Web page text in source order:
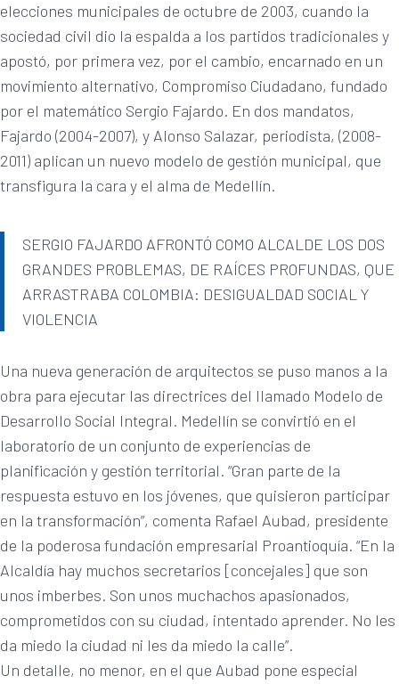
elecciones municipales de octubre de 2003, cuando la
sociedad civil dio la espalda a los partidos tradicionales y
apostó, por primera vez, por el cambio, encarnado en un
movimiento alternativo, Compromiso Ciudadano, fundado
por el matemático Sergio Fajardo. En dos mandatos,
Fajardo (2004-2007), y Alonso Salazar, periodista, (2008-
2011) aplican un nuevo modelo de gestión municipal, que
transfigura la cara y el alma de Medellín.
SERGIO FAJARDO AFRONTÓ COMO ALCALDE LOS DOS
GRANDES PROBLEMAS, DE RAÍCES PROFUNDAS, QUE
ARRASTRABA COLOMBIA: DESIGUALDAD SOCIAL Y
VIOLENCIA
Una nueva generación de arquitectos se puso manos a la
obra para ejecutar las directrices del llamado Modelo de
Desarrollo Social Integral. Medellín se convirtió en el
laboratorio de un conjunto de experiencias de
planificación y gestión territorial. “Gran parte de la
respuesta estuvo en los jóvenes, que quisieron participar
en la transformación”, comenta Rafael Aubad, presidente
de la poderosa fundación empresarial Proantioquía. “En la
Alcaldía hay muchos secretarios [concejales] que son
unos imberbes. Son unos muchachos apasionados,
comprometidos con su ciudad, intentado aprender. No les
da miedo la ciudad ni les da miedo la calle”.
Un detalle, no menor, en el que Aubad pone especial